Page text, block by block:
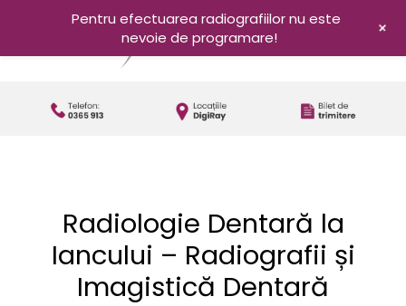
Radiologie Dentară la
Iancului – Radiografii și
Imagistică Dentară
Pentru efectuarea radiografiilor nu este
nevoie de programare!
+